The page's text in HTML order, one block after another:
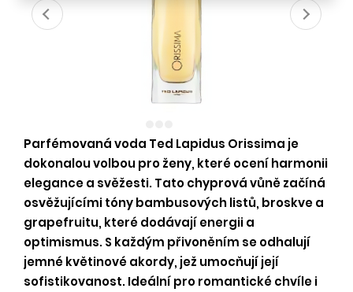
Parfémovaná voda Ted Lapidus Orissima je
dokonalou volbou pro ženy, které ocení harmonii
elegance a svěžesti. Tato chyprová vůně začíná
osvěžujícími tóny bambusových listů, broskve a
grapefruitu, které dodávají energii a
optimismus. S každým přivoněním se odhalují
jemné květinové akordy, jež umocňují její
sofistikovanost. Ideální pro romantické chvíle i